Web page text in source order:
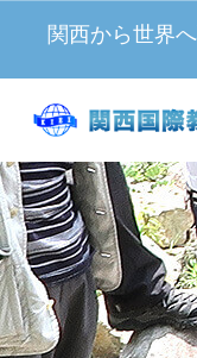
関西から世界